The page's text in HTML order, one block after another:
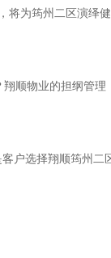
将为筠州二区演绎
顺物业的担纲管理
户选择翔顺筠州二